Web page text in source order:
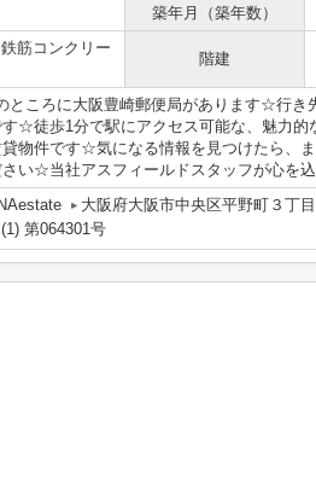
築年月（築年数）
筋コンクリー
階建
ところに大阪豊崎郵便局があります☆行き
☆徒歩1分で駅にアクセス可能な、魅力
物件です☆気になる情報を見つけたら、
い☆当社アスフィールドスタッフが心を
大阪府大阪市中央区平野町３丁
第064301号